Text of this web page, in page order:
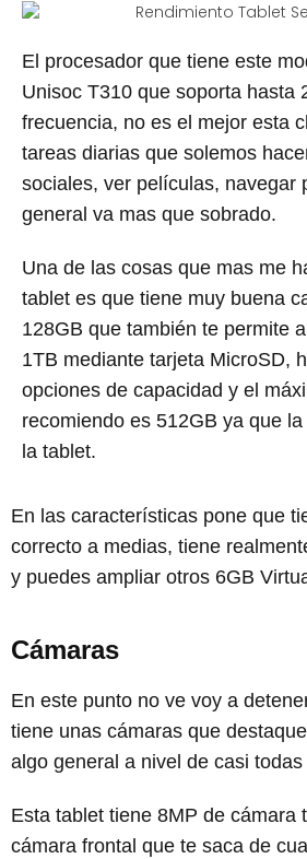
El procesador que tiene este
Unisoc T310 que soporta hasta
frecuencia, no es el mejor esta
tareas diarias que solemos
sociales, ver películas, navegar
general va mas que sobrado.
Una de las cosas que mas me
tablet es que tiene muy buena
128GB que también te permite
1TB mediante tarjeta MicroSD,
opciones de capacidad y el
recomiendo es 512GB ya que
la tablet.
En las características pone que
correcto a medias, tiene
y puedes ampliar otros 6GB
Cámaras
En este punto no ve voy a
tiene unas cámaras que
algo general a nivel de casi
Esta tablet tiene 8MP de cámara
cámara frontal que te saca de